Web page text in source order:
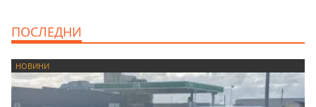
ПОСЛЕДНИ
НОВИНИ